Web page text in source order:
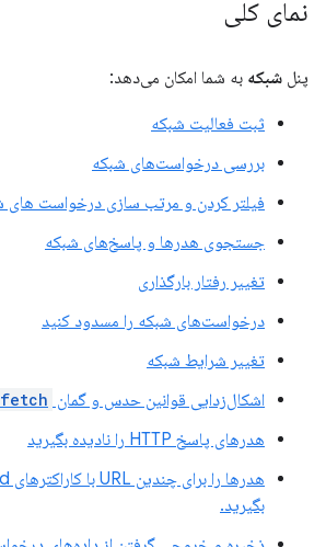
نمای کلی
پنل شبکه به شما امکان می‌دهد:
ثبت فعالیت شبکه
بررسی درخواست‌های شبکه
فیلتر کردن و مرتب سازی درخواست های
جستجوی هدرها و پاسخ‌های شبکه
تغییر رفتار بارگذاری
درخواست‌های شبکه را مسدود کنید
تغییر شرایط شبکه
اشکال‌زدایی قوانین حدس و گمان
هدرهای پاسخ HTTP را نادیده بگیرید
بگیرید.